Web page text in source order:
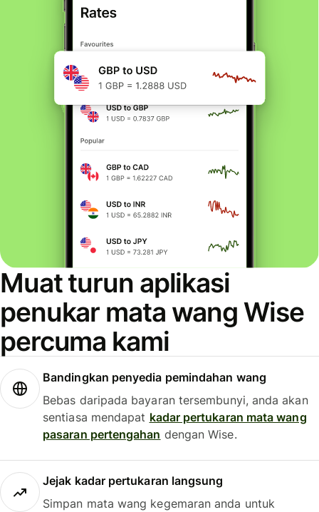
Muat turun aplikasi
penukar mata wang Wise
percuma kami
Bandingkan penyedia pemindahan wang
Bebas daripada bayaran tersembunyi, anda akan
sentiasa mendapat kadar pertukaran mata wang
pasaran pertengahan dengan Wise.
Jejak kadar pertukaran langsung
Simpan mata wang kegemaran anda untuk